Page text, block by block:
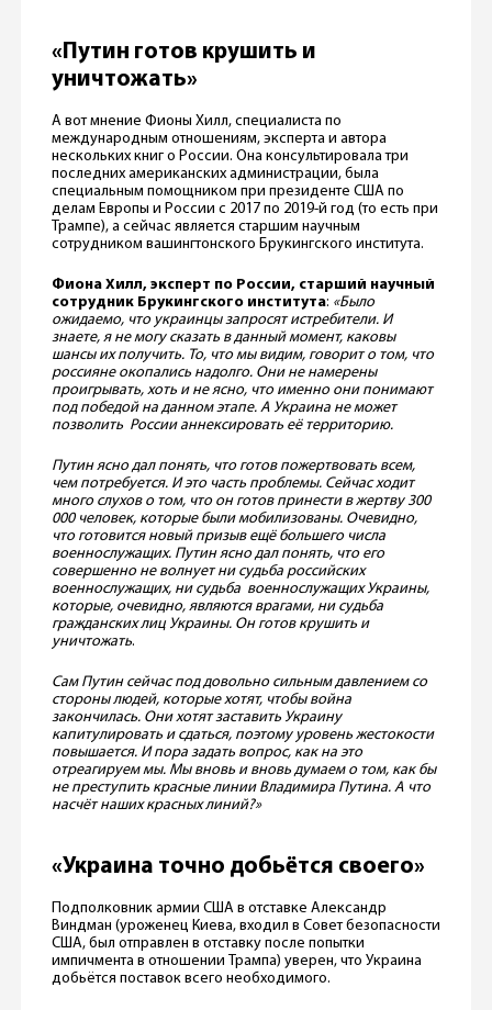
«Путин готов крушить и
уничтожать»
А вот мнение Фионы Хилл, специалиста по
международным отношениям, эксперта и автора
нескольких книг о России. Она консультировала три
последних американских администрации, была
специальным помощником при президенте США по
делам Европы и России с 2017 по 2019-й год (то есть при
Трампе), а сейчас является старшим научным
сотрудником вашингтонского Брукингского института.
Фиона Хилл, эксперт по России, старший научный
сотрудник Брукингского института: «Было
ожидаемо, что украинцы запросят истребители. И
знаете, я не могу сказать в данный момент, каковы
шансы их получить. То, что мы видим, говорит о том, что
россияне окопались надолго. Они не намерены
проигрывать, хоть и не ясно, что именно они понимают
под победой на данном этапе. А Украина не может
позволить России аннексировать её территорию.
Путин ясно дал понять, что готов пожертвовать всем,
чем потребуется. И это часть проблемы. Сейчас ходит
много слухов о том, что он готов принести в жертву 300
000 человек, которые были мобилизованы. Очевидно,
что готовится новый призыв ещё большего числа
военнослужащих. Путин ясно дал понять, что его
совершенно не волнует ни судьба российских
военнослужащих, ни судьба военнослужащих Украины,
которые, очевидно, являются врагами, ни судьба
гражданских лиц Украины. Он готов крушить и
уничтожать.
Сам Путин сейчас под довольно сильным давлением со
стороны людей, которые хотят, чтобы война
закончилась. Они хотят заставить Украину
капитулировать и сдаться, поэтому уровень жестокости
повышается. И пора задать вопрос, как на это
отреагируем мы. Мы вновь и вновь думаем о том, как бы
не преступить красные линии Владимира Путина. А что
насчёт наших красных линий?»
«Украина точно добьётся своего»
Подполковник армии США в отставке Александр
Виндман (уроженец Киева, входил в Совет безопасности
США, был отправлен в отставку после попытки
импичмента в отношении Трампа) уверен, что Украина
добьётся поставок всего необходимого.